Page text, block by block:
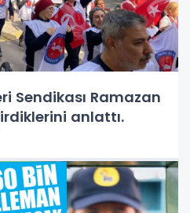
Sendikası Ramazan
anlattı.